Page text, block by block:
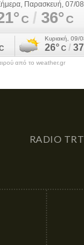
από το weather.gr
RADIO TRT